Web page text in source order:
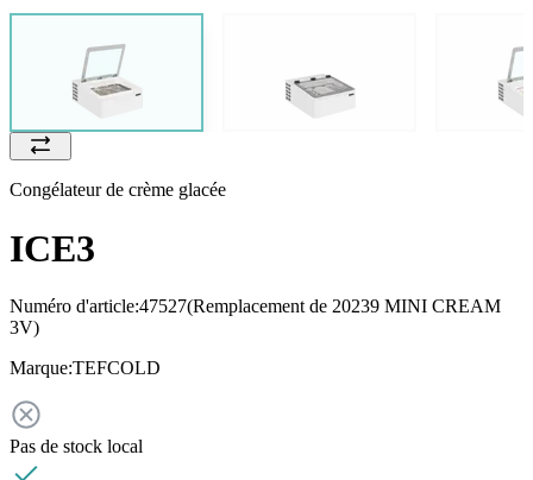
Congélateur de crème glacée
ICE3
Numéro d'article:47527(Remplacement de 20239 MINI CREAM
3V)
Marque:TEFCOLD
Pas de stock local